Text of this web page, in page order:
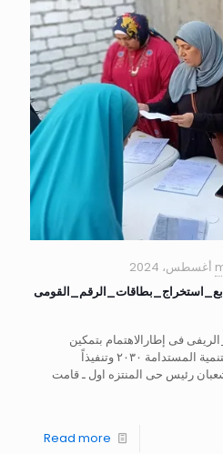
فى إطارالاهتمام بتمكين
المرأة وتنميتها ضمن خطة التنمية المستدامة ٢٠٣٠ وتنفيذاً
رئيس حى المنتزه اول ـ قامت
Read more